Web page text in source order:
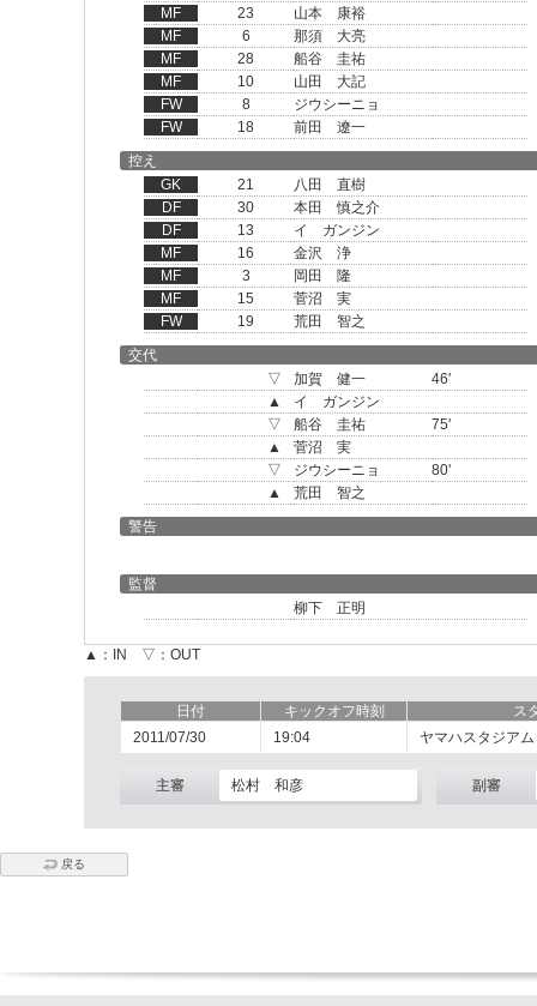
MF
23
山本 康裕
MF
6
那須 大亮
MF
28
船谷 圭祐
MF
10
山田 大記
FW
8
ジウシーニョ
FW
18
前田 遼一
控え
GK
21
八田 直樹
DF
30
本田 慎之介
DF
13
イ ガンジン
MF
16
金沢 浄
MF
3
岡田 隆
MF
15
菅沼 実
FW
19
荒田 智之
交代
▽
加賀 健一
46'
▲
イ ガンジン
▽
船谷 圭祐
75'
▲
菅沼 実
▽
ジウシーニョ
80'
▲
荒田 智之
警告
監督
柳下 正明
▲：IN ▽：OUT
日付 キックオフ時刻
ス
2011/07/30
19:04 ヤマハスタジア
主審 松村 和彦 副審
戻る